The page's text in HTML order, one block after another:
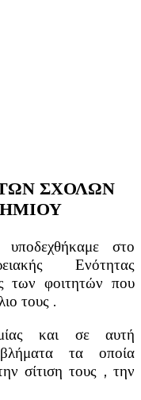
ΣΧΟΛΩΝ
στο
Ενότητας
των φοιτητών που
τους .
και σε αυτή
τα οποία
σίτιση τους , την